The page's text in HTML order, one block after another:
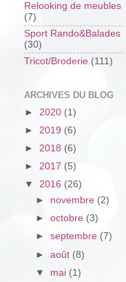
Relooking de meubles
(7)
Sport Rando&Balades
(30)
Tricot/Broderie (111)
ARCHIVES DU BLOG
► 2020 (1)
► 2019 (6)
► 2018 (6)
► 2017 (5)
▼ 2016 (26)
► novembre (2)
►octobre (3)
►septembre (7)
►août (8)
▼ mai (1)